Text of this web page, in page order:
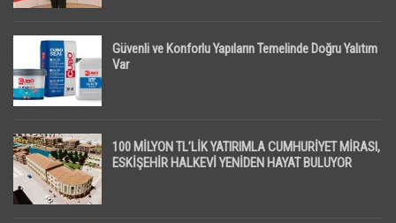
Güvenli ve Konforlu Yapıların Temelinde Doğru Yalıtım
Var
100 MİLYON TL’LİK YATIRIMLA CUMHURİYET MİRASI,
ESKİŞEHİR HALKEVİ YENİDEN HAYAT BULUYOR